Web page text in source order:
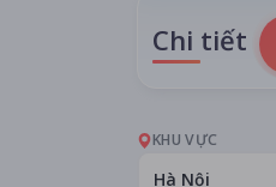
Chi tiết
KHU VỰC
Hà Nội